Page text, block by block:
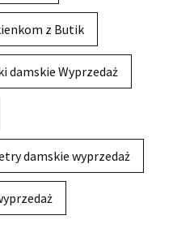
z Butik
damskie Wyprzedaż
damskie wyprzedaż